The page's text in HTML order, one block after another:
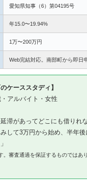
愛知県知事（6）第04195号
年15.0〜19.94%
1万〜200万円
Web完結対応。南部町から即日
ケーススタディ】
アルバイト・女性
滞があってどこにも借りれ
して3万円から始め、半年
。審査通過を保証するものではあ